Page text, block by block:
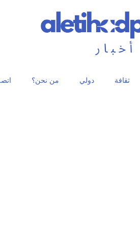
ثقافة دولي من نحن؟